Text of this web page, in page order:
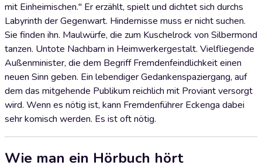
mit Einheimischen." Er erzählt, spielt und dichtet sich durchs
Labyrinth der Gegenwart. Hindernisse muss er nicht suchen.
Sie finden ihn. Maulwürfe, die zum Kuschelrock von Silbermond
tanzen. Untote Nachbarn in Heimwerkergestalt. Vielfliegende
Außenminister, die dem Begriff Fremdenfeindlichkeit einen
neuen Sinn geben. Ein lebendiger Gedankenspaziergang, auf
dem das mitgehende Publikum reichlich mit Proviant versorgt
wird. Wenn es nötig ist, kann Fremdenführer Eckenga dabei
sehr komisch werden. Es ist oft nötig.
Wie man ein Hörbuch hört